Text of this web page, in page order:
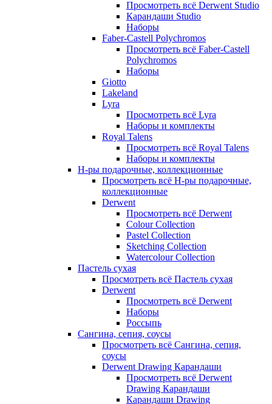
Просмотреть всё Derwent Studio
Карандаши Studio
Наборы
Faber-Castell Polychromos
Просмотреть всё Faber-Castell
Polychromos
Наборы
Giotto
Lakeland
Lyra
Просмотреть всё Lyra
Наборы и комплекты
Royal Talens
Просмотреть всё Royal Talens
Наборы и комплекты
Н-ры подарочные, коллекционные
Просмотреть всё Н-ры подарочные,
коллекционные
Derwent
Просмотреть всё Derwent
Colour Collection
Pastel Collection
Sketching Collection
Watercolour Collection
Пастель сухая
Просмотреть всё Пастель сухая
Derwent
Просмотреть всё Derwent
Наборы
Россыпь
Сангина, сепия, соусы
Просмотреть всё Сангина, сепия,
соусы
Derwent Drawing Карандаши
Просмотреть всё Derwent
Drawing Карандаши
Карандаши Drawing